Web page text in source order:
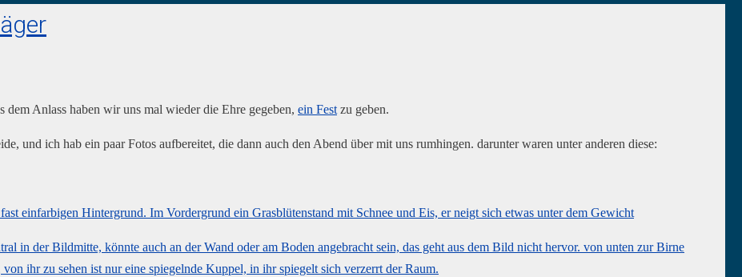
Anlass haben wir uns mal wieder die Ehre gegeben, ein Festzu geben.
und ich hab ein paar Fotos aufbereitet, die dann auch den Abend über mit uns rumhingen. darunter waren unter anderen diese: